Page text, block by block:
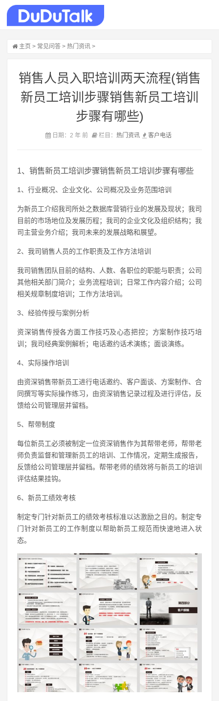
主页 > 常见问答 > 热门资讯 >
销售人员入职培训两天流程(销售
新员工培训步骤销售新员工培训
步骤有哪些)
日期：2 年 前 栏目： 热门资讯 客户 电话
1、销售新员工培训步骤销售新员工培训步骤有哪些
1、行业概况、企业文化、公司概况及业务范围培训
为新员工介绍我司所处之数据库营销行业的发展及现状；我司
目前的市场地位及发展历程；我司的企业文化及组织结构；我
司主营业务介绍；我司未来的发展战略和展望。
2、我司销售人员的工作职责及工作方法培训
我司销售团队目前的结构、人数、各职位的职能与职责；公司
其他相关部门简介；业务流程培训；日常工作内容介绍；公司
相关规章制度培训；工作方法培训。
3、经验传授与案例分析
资深销售传授各方面工作技巧及心态把控；方案制作技巧培
训；我司经典案例解析；电话邀约话术演练；面谈演练。
4、实际操作培训
由资深销售带新员工进行电话邀约、客户面谈、方案制作、合
同撰写等实际操作练习，由资深销售记录过程及进行评估，反
馈给公司管理层并留档。
5、帮带制度
每位新员工必须被制定一位资深销售作为其帮带老师，帮带老
师负责监督和管理新员工的培训、工作情况，定期生成报告，
反馈给公司管理层并留档。帮带老师的绩效将与新员工的培训
评估结果挂钩。
6、新员工绩效考核
制定专门针对新员工的绩效考核标准以达激励之目的。制定专
门针对新员工的工作制度以帮助新员工规范而快速地进入状
态。